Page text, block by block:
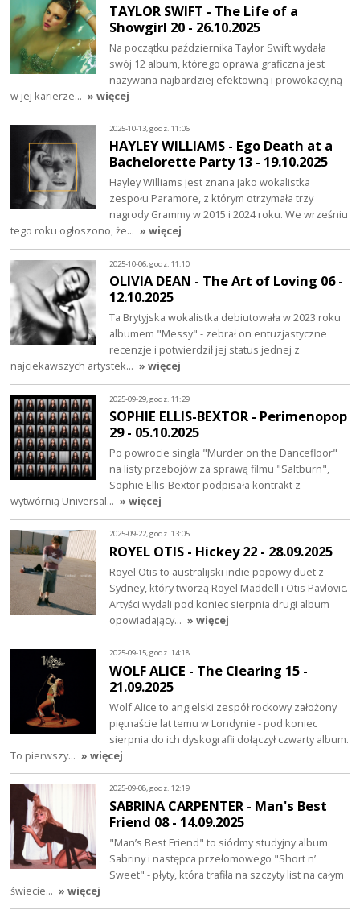
TAYLOR SWIFT - The Life of a
Showgirl 20 - 26.10.2025
Na początku października Taylor Swift wydała
swój 12 album, którego oprawa graficzna jest
nazywana najbardziej efektowną i prowokacyjną
w jej karierze… » więcej
2025-10-13, godz. 11:06
HAYLEY WILLIAMS - Ego Death at a
Bachelorette Party 13 - 19.10.2025
Hayley Williams jest znana jako wokalistka
zespołu Paramore, z którym otrzymała trzy
nagrody Grammy w 2015 i 2024 roku. We wrześniu
tego roku ogłoszono, że… » więcej
2025-10-06, godz. 11:10
OLIVIA DEAN - The Art of Loving 06 -
12.10.2025
Ta Brytyjska wokalistka debiutowała w 2023 roku
albumem "Messy" - zebrał on entuzjastyczne
recenzje i potwierdził jej status jednej z
najciekawszych artystek… » więcej
2025-09-29, godz. 11:29
SOPHIE ELLIS-BEXTOR - Perimenopop
29 - 05.10.2025
Po powrocie singla "Murder on the Dancefloor"
na listy przebojów za sprawą filmu "Saltburn",
Sophie Ellis-Bextor podpisała kontrakt z
wytwórnią Universal… » więcej
2025-09-22, godz. 13:05
ROYEL OTIS - Hickey 22 - 28.09.2025
Royel Otis to australijski indie popowy duet z
Sydney, który tworzą Royel Maddell i Otis Pavlovic.
Artyści wydali pod koniec sierpnia drugi album
opowiadający… » więcej
2025-09-15, godz. 14:18
WOLF ALICE - The Clearing 15 -
21.09.2025
Wolf Alice to angielski zespół rockowy założony
piętnaście lat temu w Londynie - pod koniec
sierpnia do ich dyskografii dołączył czwarty album.
To pierwszy… » więcej
2025-09-08, godz. 12:19
SABRINA CARPENTER - Man's Best
Friend 08 - 14.09.2025
"Man’s Best Friend" to siódmy studyjny album
Sabriny i następca przełomowego "Short n’
Sweet" - płyty, która trafiła na szczyty list na całym
świecie… » więcej